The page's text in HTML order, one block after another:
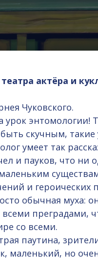
актёра и
Чуковского.
энтомологии!
скучным,
умеет так
и пауков, что ни
и героических
обычная муха:
всеми преградами,
со всеми.
паутина,
маленький, но